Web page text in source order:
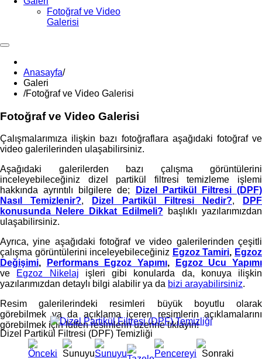
Fotoğraf ve Video
Galerisi
Anasayfa/
Galeri
/Fotoğraf ve Video Galerisi
Fotoğraf ve Video Galerisi
Çalışmalarımıza ilişkin bazı fotoğraflara aşağıdaki fotoğraf ve
video galerilerinden ulaşabilirsiniz.
Aşağıdaki galerilerden bazı çalışma görüntülerini
inceleyebileceğiniz dizel partikül filtresi temizleme işlemi
hakkında ayrıntılı bilgilere de;
Dizel Partikül Filtresi (DPF)
Nasıl Temizlenir?, Dizel Partikül Filtresi Nedir?,
DPF
konusunda Nelere Dikkat Edilmeli? başlıklı yazılarımızdan
ulaşabilirsiniz.
Ayrıca, yine aşağıdaki fotoğraf ve video galerilerinden çeşitli
çalışma görüntülerini inceleyebileceğiniz Egzoz Tamiri, Egzoz
Değişimi, Performans Egzoz Yapımı,
Egzoz Ucu Yapımı
ve
Egzoz Nikelaj işleri gibi konularda da, konuya ilişkin
yazılarımızdan detaylı bilgi alabilir ya da bizi arayabilirsiniz.
Resim galerilerindeki resimleri büyük boyutlu olarak
görebilmek ya da açıklama içeren resimlerin açıklamalarını
görebilmek için lütfen resimlerin üzerine tıklayın!
Dizel Partikül Filtresi (DPF) Temizliği